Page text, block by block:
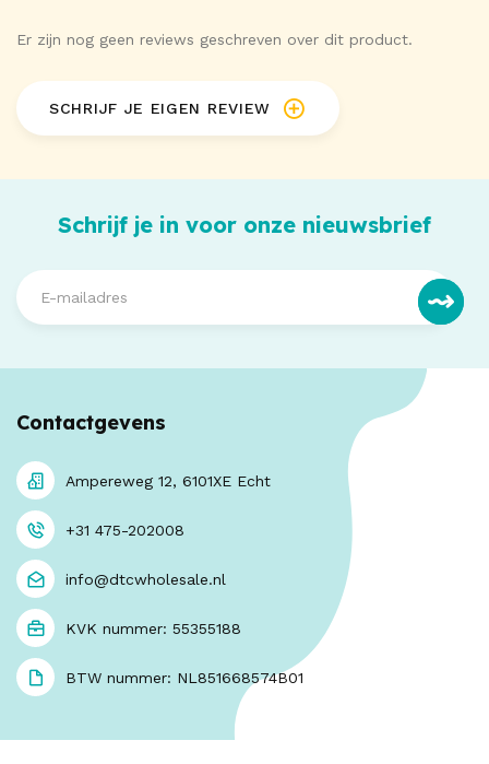
Er zijn nog geen reviews geschreven over dit product.
SCHRIJF JE EIGEN REVIEW
Schrijf je in voor onze nieuwsbrief
Contactgevens
Ampereweg 12, 6101XE Echt
+31 475-202008
info@dtcwholesale.nl
KVK nummer: 55355188
BTW nummer: NL851668574B01